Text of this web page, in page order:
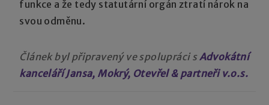
funkce a že tedy statutární orgán ztratí nárok na
svou odměnu.
Článek byl připravený ve spolupráci s Advokátní
kanceláří Jansa, Mokrý, Otevřel & partneři v.o.s.